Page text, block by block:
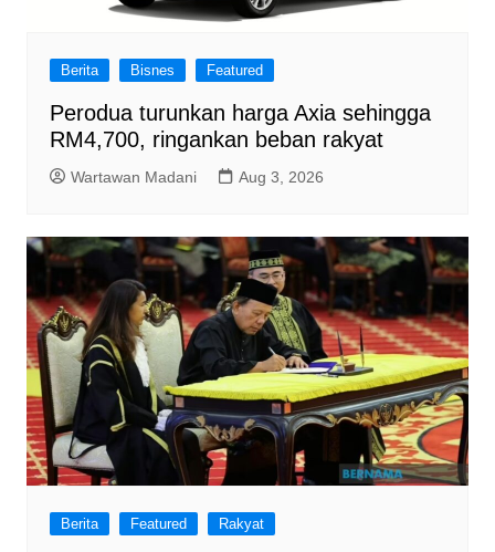
Berita Bisnes Featured
Perodua turunkan harga Axia sehingga
RM4,700, ringankan beban rakyat
Wartawan Madani Aug 3, 2026
Berita Featured Rakyat